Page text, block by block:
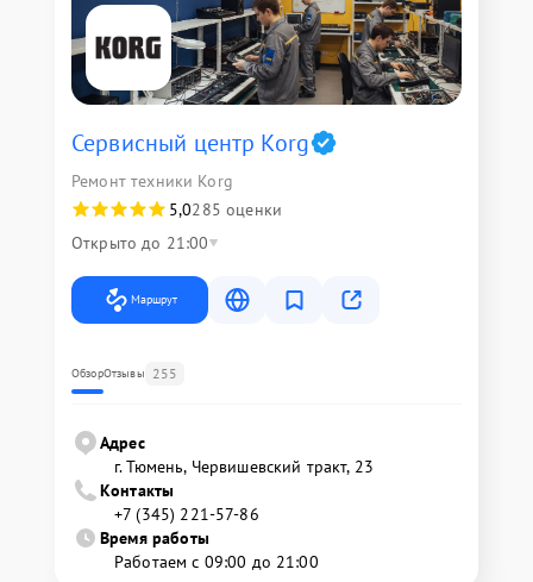
Сервисный центр Korg
Ремонт техники Korg
5,0285 оценки
Открыто до 21:00
Маршрут
ОбзорОтзывы 255
Адрес
г. Тюмень, ​Червишевский тракт, 23
Контакты
+7 (345) 221-57-86
Время работы
Работаем с 09:00 до 21:00